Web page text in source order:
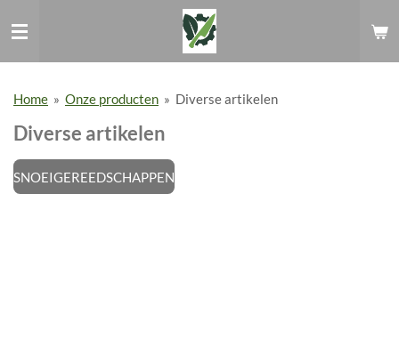
direct
hoofdinhoud
Home » Onze producten » Diverse artikelen
Diverse artikelen
SNOEIGEREEDSCHAPPEN